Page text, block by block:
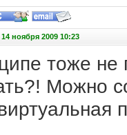
ноября 2009 10:23
тоже не
Можно